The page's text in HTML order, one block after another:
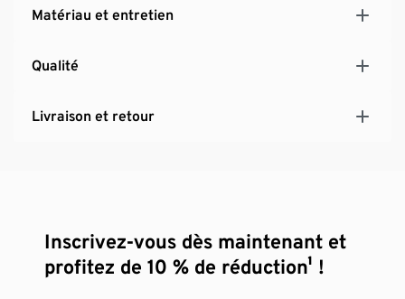
liberté de mouvement optimale
formation de bouloches
Matériau et entretien
Qualité
Livraison et retour
Inscrivez-vous dès maintenant et
profitez de 10 % de réduction¹ !